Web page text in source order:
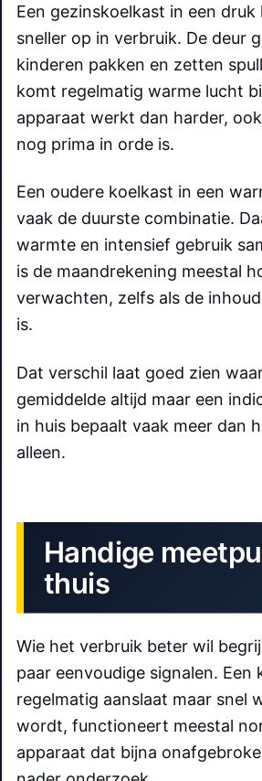
Een gezinskoelkast in een
sneller op in verbruik. De deur
kinderen pakken en zetten
komt regelmatig warme lucht
apparaat werkt dan harder,
nog prima in orde is.
Een oudere koelkast in een
vaak de duurste combinatie.
warmte en intensief gebruik
is de maandrekening meestal
verwachten, zelfs als de
is.
Dat verschil laat goed zien
gemiddelde altijd maar een
in huis bepaalt vaak meer dan
alleen.
Handige
thuis
Wie het verbruik beter wil
paar eenvoudige signalen. Een
regelmatig aanslaat maar snel
wordt, functioneert meestal
apparaat dat bijna